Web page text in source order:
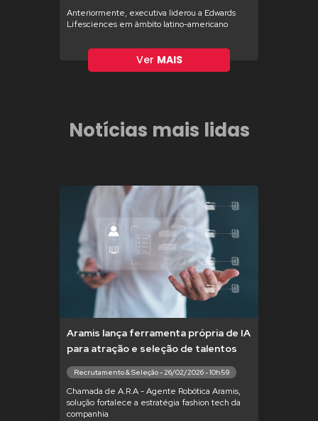
Anteriormente, executiva liderou a Edwards
Lifesciences em âmbito latino-americano
Ver MAIS
Notícias mais lidas
Aramis lança ferramenta própria de IA
para atração e seleção de talentos
Recrutamento & Seleção - 26/02/2026 - 10h59
Chamada de A.R.A - Agente Robótica Aramis,
solução fortalece a estratégia fashion tech da
companhia